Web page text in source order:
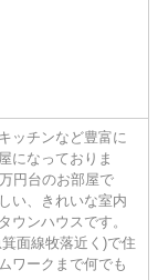
ッチンなど豊富に
になっておりま
円台のお部屋で
い、きれいな室内
ウンハウスです。
面線牧落近く)で住
ワークまで何でも